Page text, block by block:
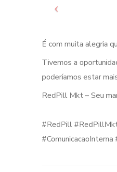
É com muita alegria
Tivemos a
poderíamos estar
RedPill Mkt – Seu
#RedPill